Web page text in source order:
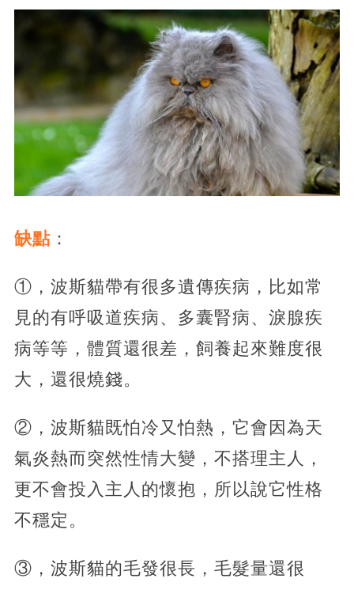
缺點：
①，波斯貓帶有很多遺傳疾病，比如常
見的有呼吸道疾病、多囊腎病、淚腺疾
病等等，體質還很差，飼養起來難度很
大，還很燒錢。
②，波斯貓既怕冷又怕熱，它會因為天
氣炎熱而突然性情大變，不搭理主人，
更不會投入主人的懷抱，所以說它性格
不穩定。
③，波斯貓的毛發很長，毛髮量還很